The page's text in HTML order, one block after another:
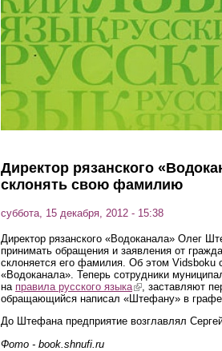
Директор рязанского
склонять свою фамилию
суббота, 15 декабря, 2012 - 15:38
Директор рязанского «Водоканала» Олег
принимать обращения и заявления от
склоняется его фамилия. Об этом Vidsboku
«Водоканала». Теперь сотрудники
на правила русского языка(link is external)
, заставляют
обращающийся написал «Штефану» в
До Штефана предприятие возглавлял
Фото - book.shnufi.ru